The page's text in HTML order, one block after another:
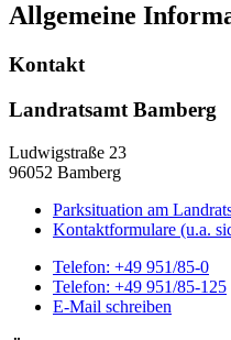
Allgemeine
Kontakt
Landratsamt Bamberg
Ludwigstraße 23
96052 Bamberg
Parksituation am
Kontaktformulare (u.a.
Telefon: +49 951/85-0
Telefon: +49 951/85-125
E-Mail schreiben